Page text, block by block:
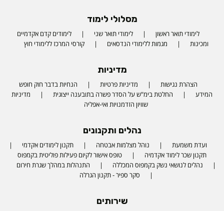
מסלולי לימוד
לימודי תואר ראשון לימודי תואר שני
לימודים קדם אקדמיים
ומכינות
מגמות ללימודי הנדסאים קורסי המרכז ללימודי חוץ
מדיניות
הצהרת נגישות מדיניות פרטיות
הנחיות בדבר חוק חופש
המידע
החלטת בימ"ש על הסדר פשרה בתובענה ייצוגית
מדיניות
שוויון הזדמנויות ואי-אפליה
נהלים ותקנונים
ועדת משמעת נוהל מצלמות אבטחה
תקנון לימודים אקדמי
תקנון שכר לימוד אקדמיה
טופס אישור לקיום פעילות פוליטית בקמפוס
נהלים לנושאי נשק בקמפוס המכללה
התנהלות במהלך שגרת חירום
סקר ספיר - תקנון הגרלה
שירותים